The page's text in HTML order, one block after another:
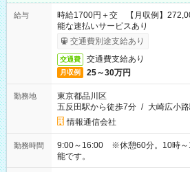
給与
時給1700円＋交 【月収例】
能な速払いサービスあり
交通費別途支給あり
交通費 交通費支給あり
月収例 25～30万円
勤務地
東京都品川区
五反田駅から徒歩7分 / 大崎広小
情報通信会社
勤務時間
9:00～16:00 ※休憩60分。10時～
能です。